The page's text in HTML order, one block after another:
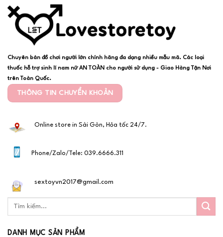
Chuyên bán đồ chơi người lớn chính hãng đa dạng nhiều mẫu mã. Các loại
thuốc hỗ trợ sinh lí nam nữ AN TOÀN cho người sử dụng - Giao Hàng Tận Nơi
trên Toàn Quốc.
THÔNG TIN CHUYỂN KHOẢN
Online store in Sài Gòn, Hỏa tốc 24/7.
Phone/Zalo/Tele: 039.6666.311
sextoyvn2017@gmail.com
DANH MỤC SẢN PHẨM